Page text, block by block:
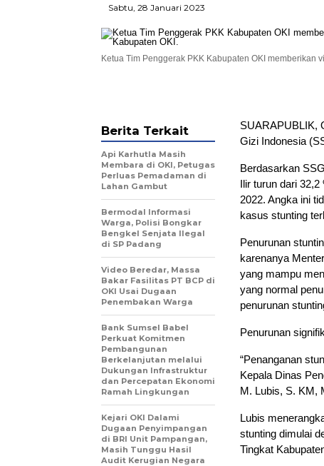
Sabtu, 28 Januari 2023
Ketua Tim Penggerak PKK Kabupaten OKI memberikan
SUARAPUBLIK,
Gizi Indonesia
Berdasarkan
Ilir turun dari
2022. Angka ini
kasus stunting
Penurunan
karenanya
yang mampu
yang normal
penurunan
Penurunan
“Penanganan
Kepala Dinas
M. Lubis, S. KM,
Lubis
stunting dimulai
Tingkat
Berita Terkait
Api Karhutla Masih
Membara di OKI, Petugas
Perluas Pemadaman di
Lahan Gambut
Bermodal Informasi
Warga, Polisi Bongkar
Bengkel Senjata Ilegal
di SP Padang
Video Beredar, Massa
Bakar Fasilitas PT BCP di
OKI Usai Dugaan
Penembakan Warga
Bank Sumsel Babel
Perkuat Komitmen
Pembangunan
Berkelanjutan melalui
Dukungan Infrastruktur
dan Percepatan Ekonomi
Ramah Lingkungan
Kejari OKI Dalami
Dugaan Penyimpangan
di BRI Unit Pampangan,
Masih Tunggu Hasil
Audit Kerugian Negara